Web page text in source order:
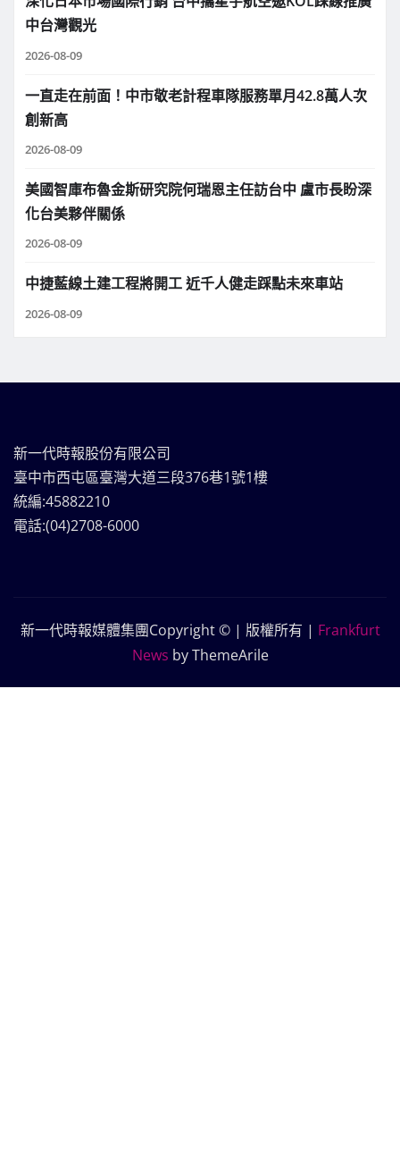
中台灣觀光
2026-08-09
一直走在前面！中市敬老計程車隊服務單月42.8萬人次
創新高
2026-08-09
美國智庫布魯金斯研究院何瑞恩主任訪台中 盧市長盼深
化台美夥伴關係
2026-08-09
中捷藍線土建工程將開工 近千人健走踩點未來車站
2026-08-09
新一代時報股份有限公司
臺中市西屯區臺灣大道三段376巷1號1樓
統編:45882210
電話:(04)2708-6000
新一代時報媒體集團Copyright © | 版權所有 | Frankfurt
News by ThemeArile